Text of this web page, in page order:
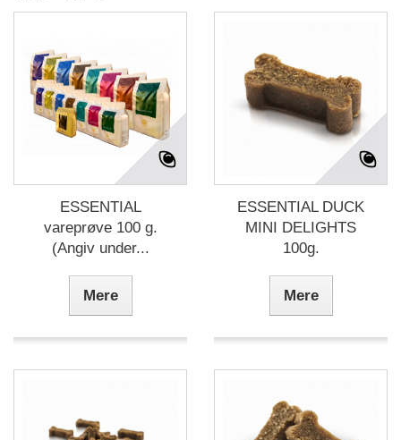
ESSENTIAL
vareprøve 100 g.
(Angiv under...
Mere
ESSENTIAL DUCK
MINI DELIGHTS
100g.
Mere